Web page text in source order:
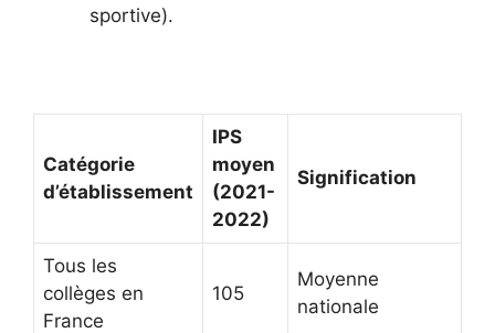
sportive).
Catégorie
d’établissement
IPS
moyen
(2021-
2022)
Signification
Tous les
collèges en
France
105
Moyenne
nationale